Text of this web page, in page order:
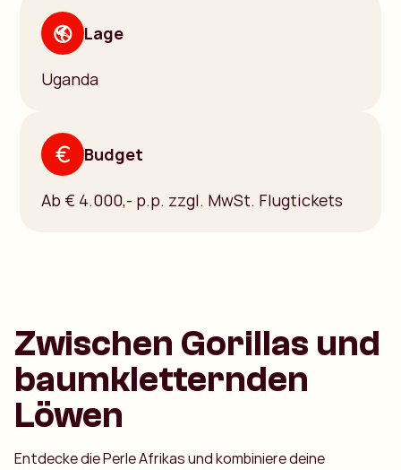
Lage
Uganda
Budget
Ab € 4.000,- p.p. zzgl. MwSt. Flugtickets
Zwischen Gorillas und
baumkletternden
Löwen
Entdecke die Perle Afrikas und kombiniere deine